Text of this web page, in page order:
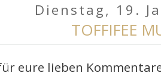
Dienstag, 19.
TOFFIFEE
eure lieben